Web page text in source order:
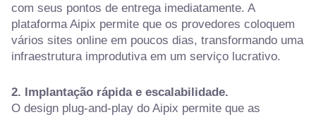
com seus pontos de entrega imediatamente. A
plataforma Aipix permite que os provedores coloquem
vários sites online em poucos dias, transformando uma
infraestrutura improdutiva em um serviço lucrativo.
2. Implantação rápida e escalabilidade.
O design plug-and-play do Aipix permite que as